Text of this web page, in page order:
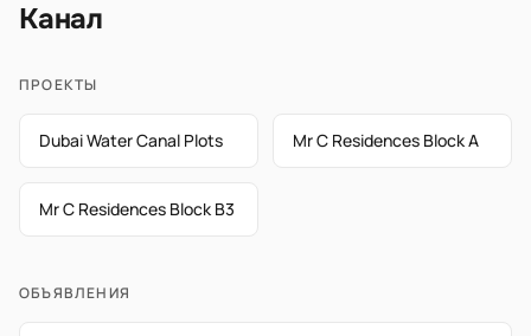
Канал
ПРОЕКТЫ
Dubai Water Canal Plots Mr C Residences Block A
Mr C Residences Block B3
ОБЪЯВЛЕНИЯ